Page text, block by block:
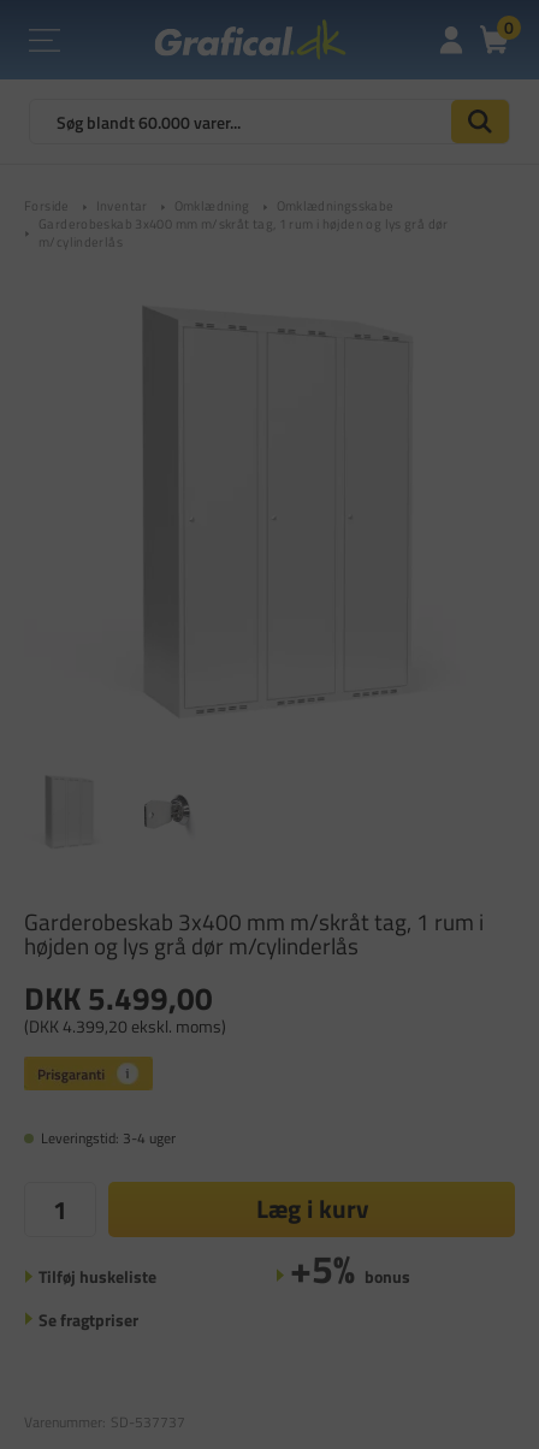
0
Forside Inventar Omklædning
Omklædningsskabe
Garderobeskab 3x400 mm m/skråt tag, 1 rum i højden og lys grå dør
m/cylinderlås
Garderobeskab 3x400 mm m/skråt tag, 1 rum i
højden og lys grå dør m/cylinderlås
DKK 5.499,00
(DKK 4.399,20 ekskl. moms)
Leveringstid: 3-4 uger
Læg i kurv
Tilføj huskeliste +5% bonus
Se fragtpriser
Varenummer: SD-537737